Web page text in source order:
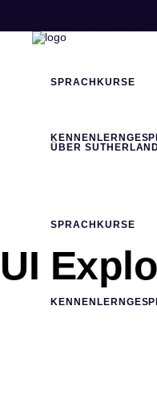
ÜBER
SPRACHKURSE
SPRACHKURSE
UI